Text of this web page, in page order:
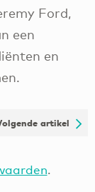
Ford,
een
en
artikel
.